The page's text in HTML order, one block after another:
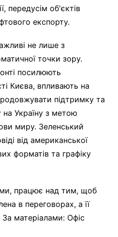
передусім об'єктів
експорту.
не лише з
точки зору.
посилюють
Києва, впливають на
підтримку та
Україну з метою
миру. Зеленський
від американської
форматів та графіку
працює над тим, щоб
в переговорах, а її
матеріалами: Офіс